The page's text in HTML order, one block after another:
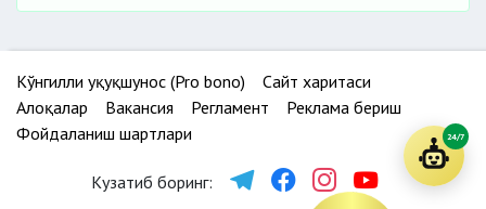
Кўнгилли ҳуқуқшунос (Pro bono)
Сайт харитаси
Алоқалар
Вакансия Регламент
Реклама бериш
Фойдаланиш шартлари
Кузатиб боринг:
24/7